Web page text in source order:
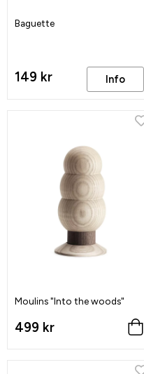
Baguette
149 kr Info
Moulins "Into the woods"
499 kr